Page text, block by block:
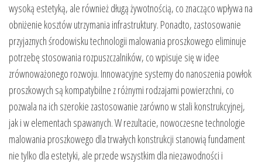
wysoką estetyką, ale również długą żywotnością, co znacząco wpływa na
obniżenie kosztów utrzymania infrastruktury. Ponadto, zastosowanie
przyjaznych środowisku technologii malowania proszkowego eliminuje
potrzebę stosowania rozpuszczalników, co wpisuje się w idee
zrównoważonego rozwoju. Innowacyjne systemy do nanoszenia powłok
proszkowych są kompatybilne z różnymi rodzajami powierzchni, co
pozwala na ich szerokie zastosowanie zarówno w stali konstrukcyjnej,
jak i w elementach spawanych. W rezultacie, nowoczesne technologie
malowania proszkowego dla trwałych konstrukcji stanowią fundament
nie tylko dla estetyki, ale przede wszystkim dla niezawodności i